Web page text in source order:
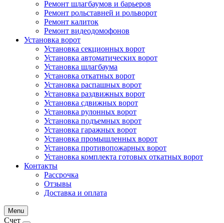
Ремонт шлагбаумов и барьеров
Ремонт рольставней и рольворот
Ремонт калиток
Ремонт видеодомофонов
Установка ворот
Установка секционных ворот
Установка автоматических ворот
Установка шлагбаума
Установка откатных ворот
Установка распашных ворот
Установка раздвижных ворот
Установка сдвижных ворот
Установка рулонных ворот
Установка подъемных ворот
Установка гаражных ворот
Установка промышленных ворот
Установка противопожарных ворот
Установка комплекта готовых откатных ворот
Контакты
Рассрочка
Отзывы
Доставка и оплата
Menu
Счет